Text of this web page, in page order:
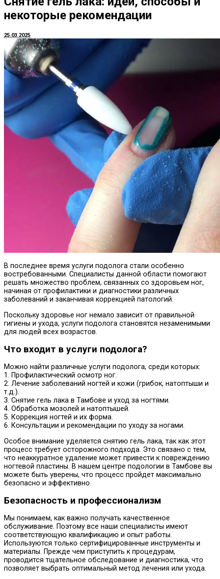
некоторые рекомендации
25.03.2025
В последнее время услуги подолога стали особенно
востребованными. Специалисты данной области помогают
решать множество проблем, связанных со здоровьем ног,
начиная от профилактики и диагностики различных
заболеваний и заканчивая коррекцией патологий.
Поскольку здоровье ног немало зависит от правильной
гигиены и ухода, услуги подолога становятся незаменимыми
для людей всех возрастов.
Что входит в услуги подолога?
Можно найти различные услуги подолога, среди которых:
1. Профилактический осмотр ног.
2. Лечение заболеваний ногтей и кожи (грибок, натоптыши и
т.д.).
3. Снятие гель лака в Тамбове и уход за ногтями.
4. Обработка мозолей и натоптышей.
5. Коррекция ногтей и их форма.
6. Консультации и рекомендации по уходу за ногами.
Особое внимание уделяется снятию гель лака, так как этот
процесс требует осторожного подхода. Это связано с тем,
что неаккуратное удаление может привести к повреждению
ногтевой пластины. В нашем центре подологии в Тамбове вы
можете быть уверены, что процесс пройдет максимально
безопасно и эффективно.
Безопасность и профессионализм
Мы понимаем, как важно получать качественное
обслуживание. Поэтому все наши специалисты имеют
соответствующую квалификацию и опыт работы.
Используются только сертифицированные инструменты и
материалы. Прежде чем приступить к процедурам,
проводится тщательное обследование и диагностика, что
позволяет выбрать оптимальный метод лечения или ухода.